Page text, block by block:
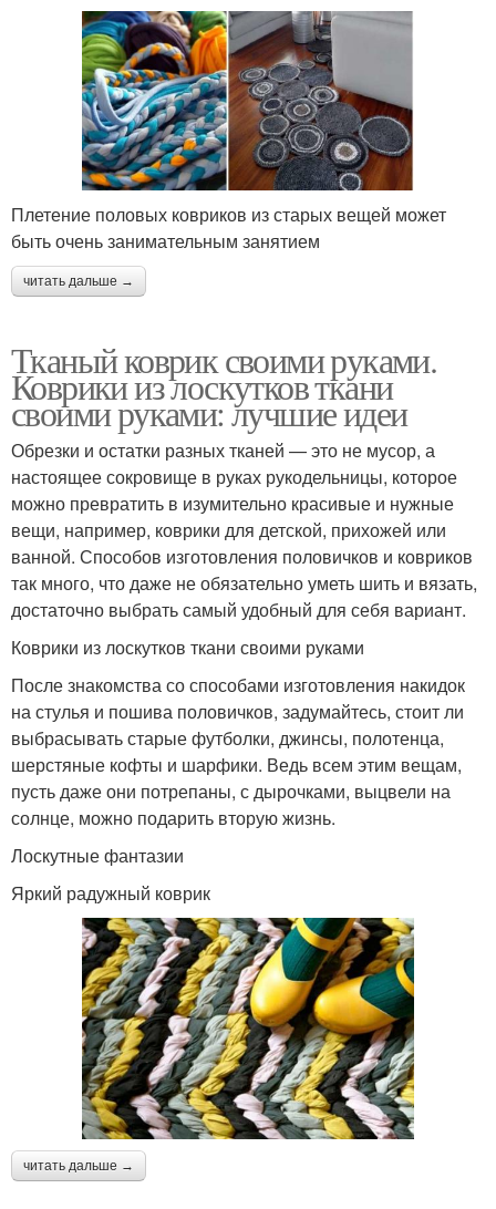
Тканый коврик Коврики из лоскутков
Коврик из тряпок Коврик из лоскутков
Коврик из ниток Коврик из футболок
Коврик из косичек Круглый коврик
Красивые коврики Разные коврики
Круглые коврики Овальный коврик
Коврики из лоскутов Коврик из шпагата
Славянский коврик Вязаные коврики
Плетение половых ковриков из старых вещей может
быть очень занимательным занятием
читать дальше →
Тканый коврик своими руками.
Коврики из лоскутков ткани
своими руками: лучшие идеи
Обрезки и остатки разных тканей — это не мусор, а
настоящее сокровище в руках рукодельницы, которое
можно превратить в изумительно красивые и нужные
вещи, например, коврики для детской, прихожей или
ванной. Способов изготовления половичков и ковриков
так много, что даже не обязательно уметь шить и вязать,
достаточно выбрать самый удобный для себя вариант.
Коврики из лоскутков ткани своими руками
После знакомства со способами изготовления накидок
на стулья и пошива половичков, задумайтесь, стоит ли
выбрасывать старые футболки, джинсы, полотенца,
шерстяные кофты и шарфики. Ведь всем этим вещам,
пусть даже они потрепаны, с дырочками, выцвели на
солнце, можно подарить вторую жизнь.
Лоскутные фантазии
Яркий радужный коврик
читать дальше →